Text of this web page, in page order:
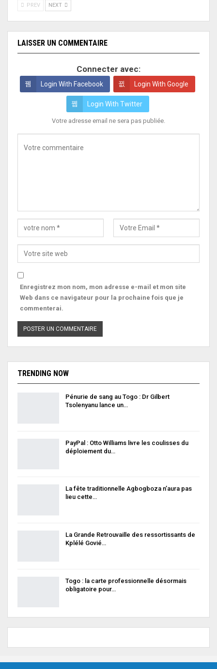
PREV NEXT
LAISSER UN COMMENTAIRE
Connecter avec:
Login With Facebook Login With Google
Login With Twitter
Votre adresse email ne sera pas publiée.
Enregistrez mon nom, mon adresse e-mail et mon site
Web dans ce navigateur pour la prochaine fois que je
commenterai.
TRENDING NOW
Pénurie de sang au Togo : Dr Gilbert
Tsolenyanu lance un…
PayPal : Otto Williams livre les coulisses du
déploiement du…
La fête traditionnelle Agbogboza n’aura pas
lieu cette…
La Grande Retrouvaille des ressortissants de
Kplélé Govié…
Togo : la carte professionnelle désormais
obligatoire pour…